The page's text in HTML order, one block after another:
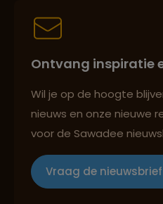
Persoonlijk en
Reizen met oog voor
Ontvang inspiratie
Wil je op de hoogte
nieuws en onze nieuwe
voor de Sawadee
Vraag de